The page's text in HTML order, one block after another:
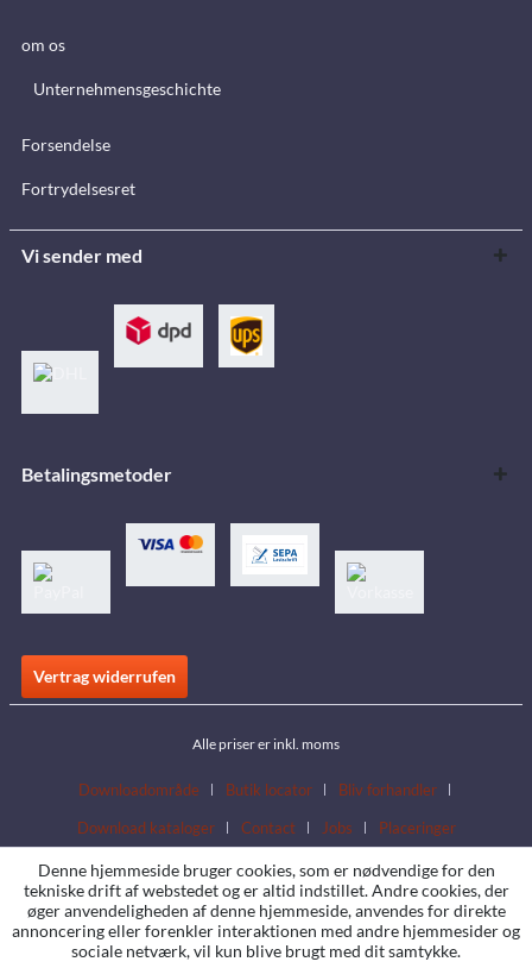
om os
Unternehmensgeschichte
Forsendelse
Fortrydelsesret
Vi sender med
Betalingsmetoder
Vertrag widerrufen
Alle priser er inkl. moms
Downloadområde Butik locator
Bliv forhandler
Download kataloger
Contact Jobs Placeringer
Denne hjemmeside bruger cookies, som er nødvendige for den
tekniske drift af webstedet og er altid indstillet. Andre cookies, der
øger anvendeligheden af denne hjemmeside, anvendes for direkte
annoncering eller forenkler interaktionen med andre hjemmesider og
sociale netværk, vil kun blive brugt med dit samtykke.